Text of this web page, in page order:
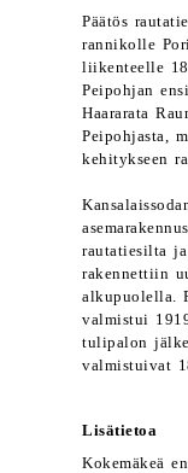
Päätös
rannikolle
liikenteelle
Peipohjan
Haararata
Peipohjasta,
kehitykseen
rautatiesilta
rakennettiin
alkupuolella.
valmistui
tulipalon
valmistuivat
Lisätietoa
Kokemäkeä